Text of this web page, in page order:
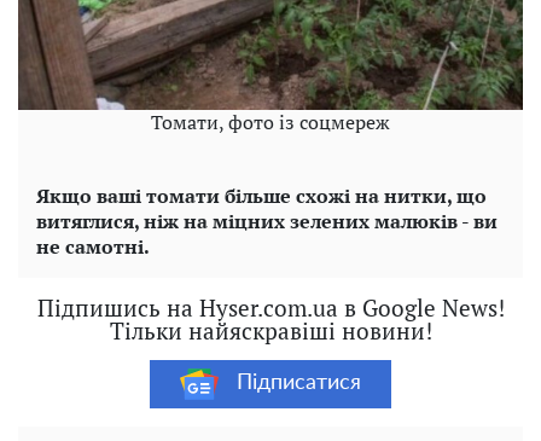
Томати, фото із соцмереж
Якщо ваші томати більше схожі на нитки, що
витяглися, ніж на міцних зелених малюків - ви
не самотні.
Підпишись на Hyser.com.ua в Google News!
Тільки найяскравіші новини!
Підписатися